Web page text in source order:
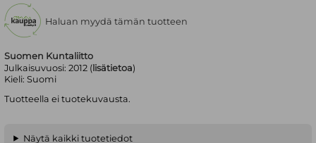
Suomen Kuntaliitto
Julkaisuvuosi:2012 ( lisätietoa)
Kieli:Suomi
Tuotteella ei tuotekuvausta.
Haluan myydä tämän tuotteen
Näytä kaikki tuotetiedot